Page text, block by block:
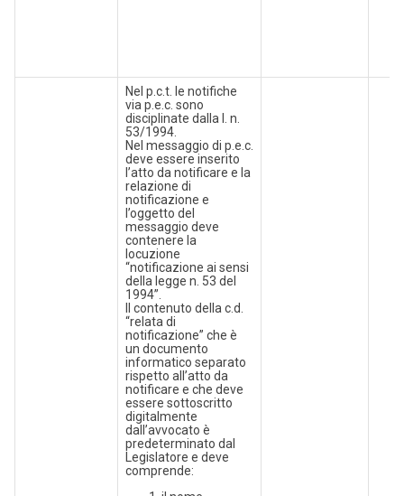
Nel p.c.t. le notifiche
via p.e.c. sono
disciplinate dalla l. n.
53/1994.
Nel messaggio di p.e.c.
deve essere inserito
l’atto da notificare e la
relazione di
notificazione e
l’oggetto del
messaggio deve
contenere la
locuzione
“notificazione ai sensi
della legge n. 53 del
1994”.
Il contenuto della c.d.
“relata di
notificazione” che è
un documento
informatico separato
rispetto all’atto da
notificare e che deve
essere sottoscritto
digitalmente
dall’avvocato è
predeterminato dal
Legislatore e deve
comprende: